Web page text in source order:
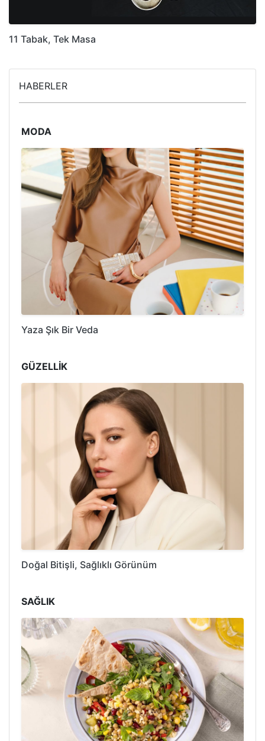
11 Tabak, Tek Masa
HABERLER
MODA
Yaza Şık Bir Veda
GÜZELLİK
Doğal Bitişli, Sağlıklı Görünüm
SAĞLIK